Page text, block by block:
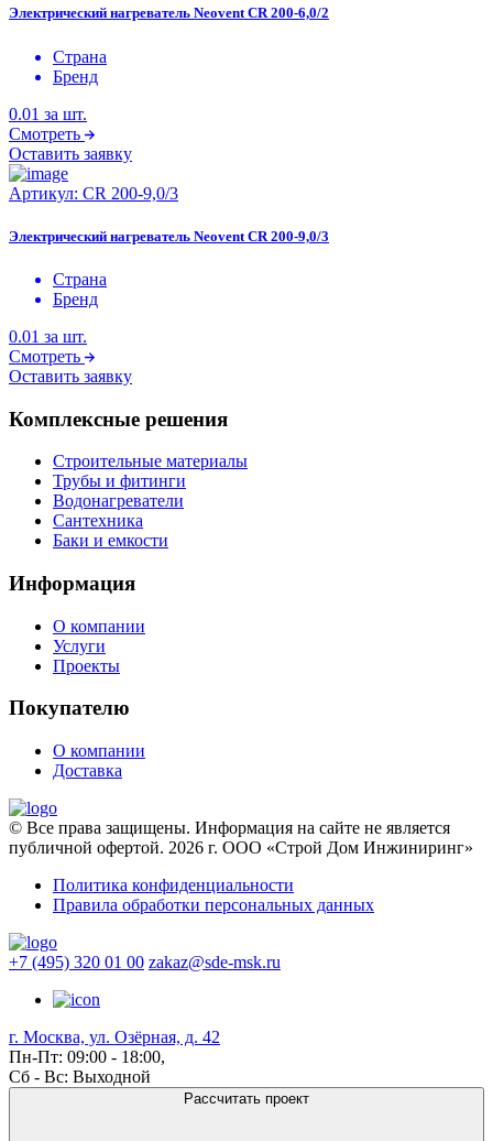
Электрический нагреватель Neovent CR 200-6,0/2
Страна
Бренд
0.01 за шт.
Смотреть
Оставить заявку
Артикул: CR 200-9,0/3
Электрический нагреватель Neovent CR 200-9,0/3
Страна
Бренд
0.01 за шт.
Смотреть
Оставить заявку
Комплексные решения
Строительные материалы
Трубы и фитинги
Водонагреватели
Сантехника
Баки и емкости
Информация
О компании
Услуги
Проекты
Покупателю
О компании
Доставка
© Все права защищены. Информация на сайте не является
публичной офертой. 2026 г. ООО «Строй Дом Инжиниринг»
Политика конфиденциальности
Правила обработки персональных данных
+7 (495) 320 01 00 zakaz@sde-msk.ru
г. Москва, ул. Озёрная, д. 42
Пн-Пт: 09:00 - 18:00,
Сб - Вс: Выходной
Рассчитать проект